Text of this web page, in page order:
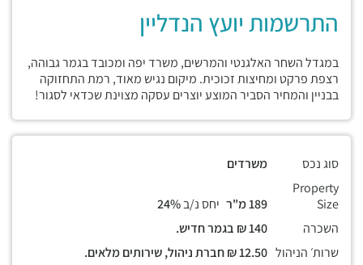
התרשמות יועץ הנדליין
במגדל השחר האלגנטי והמרשים, משרד יפה ומכובד בגמר גבוהה,
רצפת פרקט ומחיצות זכוכית. מיקום נגיש מאוד, רמת התחזוקה
בבניין והמחיר הסביר המוצע יוצרים עסקה מצוינת שכדאי לסגור!
סוג נכס
משרדים
Property
Size
יחס נ/ב
השכרה
שרות׳ הניהול